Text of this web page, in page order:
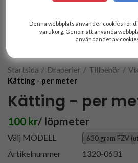
Denna webbplats använder cookies för
varukorg. Genom att använda
användandet av
2
Startsida / Draperier / Tillbehör /
Kätting - per meter
Kätting - per
100 kr/ löpmeter
Välj MODELL
Artikelnummer
1320-0631